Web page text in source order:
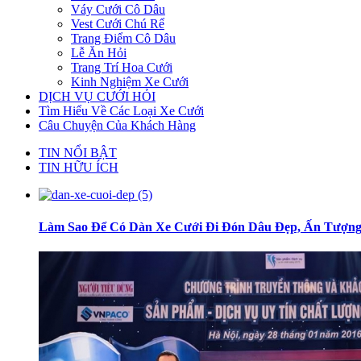
Váy Cưới Cô Dâu
Vest Cưới Chú Rể
Trang Điểm Cô Dâu
Lễ Ăn Hỏi
Trang Trí Hoa Cưới
Kinh Nghiệm Xe Cưới
DỊCH VỤ CƯỚI HỎI
Tìm Hiểu Về Các Loại Xe Cưới
Câu Chuyện Của Khách Hàng
TIN NỔI BẬT
TIN HỮU ÍCH
Làm Sao Để Có Dàn Xe Cưới Đi Đón Dâu Đẹp, Ấn Tượng